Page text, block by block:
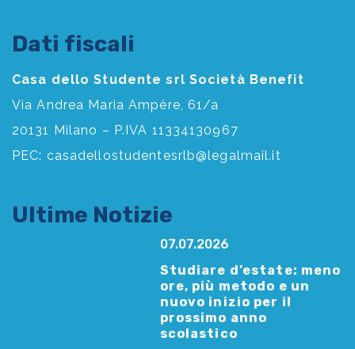
Dati fiscali
Casa dello Studente srl Società Benefit
Via Andrea Maria Ampère, 61/a
20131 Milano – P.IVA 11334130967
PEC: casadellostudentesrlb@legalmail.it
Ultime Notizie
07.07.2026
Studiare d’estate: meno
ore, più metodo e un
nuovo inizio per il
prossimo anno
scolastico